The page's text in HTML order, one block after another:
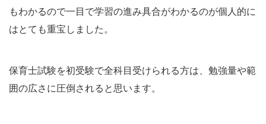
もわかるので一目で学習の進み具合がわかるのが個人的に
はとても重宝しました。
保育士試験を初受験で全科目受けられる方は、勉強量や範
囲の広さに圧倒されると思います。